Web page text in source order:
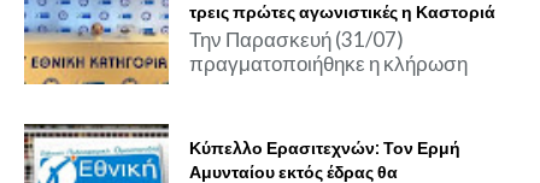
τρεις πρώτες αγωνιστικές η Καστοριά
Την Παρασκευή (31/07)
πραγματοποιήθηκε η κλήρωση
Κύπελλο Ερασιτεχνών: Τον Ερμή
Αμυνταίου εκτός έδρας θα